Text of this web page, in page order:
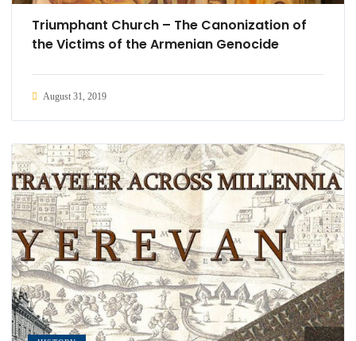
Triumphant Church – The Canonization of
the Victims of the Armenian Genocide
August 31, 2019